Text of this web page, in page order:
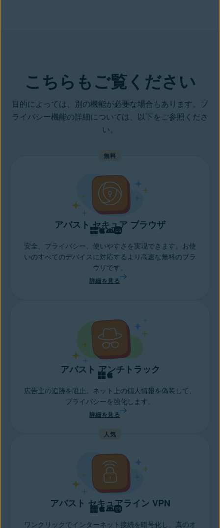
こちらもご覧ください
目的によっては、別の機能が必要な場合もあります。プ
ライバシー機能の詳細については、以下をご参照くださ
い。
無料
アバスト セキュア ブラウザ
安全、プライバシー、使いやすさを実現できます。お使
いのすべてのデバイスに対応するより高速な無料のブラ
ウザです。
詳細を見る
アバスト アンチトラック
広告主の追跡を阻止。ネット上の個人情報を偽装して、
プライバシーを強化します。
詳細を見る
人気
アバスト セキュアライン VPN
ワンクリックでインターネット接続を暗号化し、真のオ